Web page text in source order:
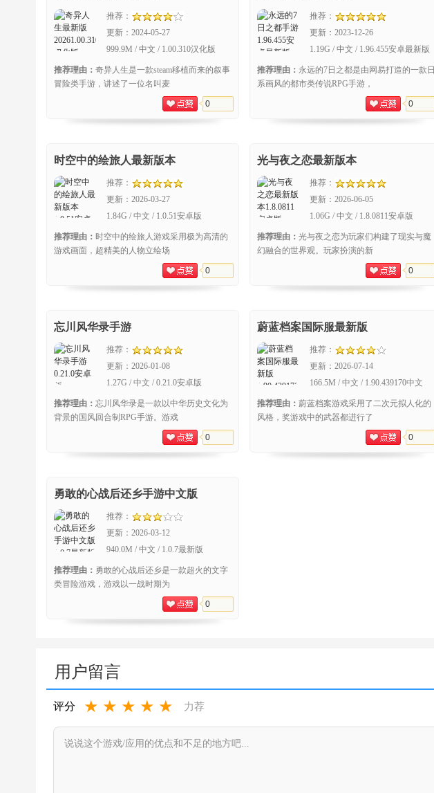
推荐：
更新： 2024-05-27
999.9M / 中文 / 1.00.310汉化版
推荐理由： 奇异人生是一款steam移植而来的叙事
冒险类手游，讲述了一位名叫麦
0
推荐：
更新： 2023-12-26
1.19G / 中文 / 1.96.455安卓最新版
推荐理由： 永远的7日之都是由网易打造的一款日
系画风的都市类传说RPG手游，
0
时空中的绘旅人最新版本
推荐：
更新： 2026-03-27
1.84G / 中文 / 1.0.51安卓版
推荐理由： 时空中的绘旅人游戏采用极为高清的
游戏画面，超精美的人物立绘场
0
光与夜之恋最新版本
推荐：
更新： 2026-06-05
1.06G / 中文 / 1.8.0811安卓版
推荐理由： 光与夜之恋为玩家们构建了现实与魔
幻融合的世界观。玩家扮演的新
0
忘川风华录手游
推荐：
更新： 2026-01-08
1.27G / 中文 / 0.21.0安卓版
推荐理由： 忘川风华录是一款以中华历史文化为
背景的国风回合制RPG手游。游戏
0
蔚蓝档案国际服最新版
推荐：
更新： 2026-07-14
166.5M / 中文 / 1.90.439170中文
推荐理由： 蔚蓝档案游戏采用了二次元拟人化的
风格，奖游戏中的武器都进行了
0
勇敢的心战后还乡手游中文版
推荐：
更新： 2026-03-12
940.0M / 中文 / 1.0.7最新版
推荐理由： 勇敢的心战后还乡是一款超火的文字
类冒险游戏，游戏以一战时期为
0
用户留言
评分 ★ ★ ★ ★ ★ 力荐